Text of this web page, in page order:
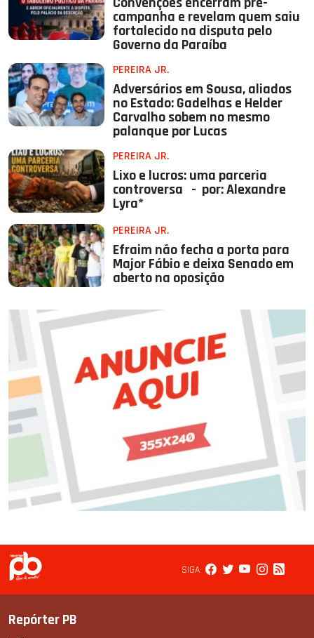
campanha e revelam quem saiu
fortalecido na disputa pelo
Governo da Paraíba
PEREIRA JR.
Adversários em Sousa, aliados
no Estado: Gadelhas e Helder
Carvalho sobem no mesmo
palanque por Lucas
PEREIRA JR.
Lixo e lucros: uma parceria
controversa - por: Alexandre
Lyra*
PEREIRA JR.
Efraim não fecha a porta para
Major Fábio e deixa Senado em
aberto na oposição
SIGA
Repórter PB